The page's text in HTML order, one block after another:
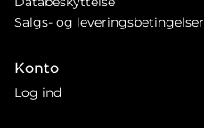
Salgs- og leveringsbetingelser
Konto
Log ind